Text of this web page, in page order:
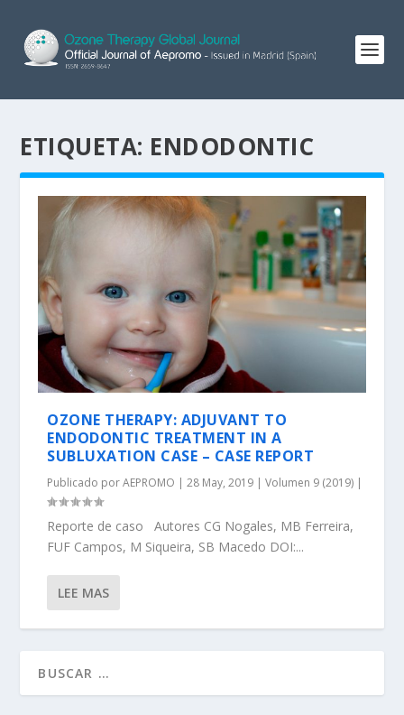
ETIQUETA: ENDODONTIC
OZONE THERAPY: ADJUVANT TO
ENDODONTIC TREATMENT IN A
SUBLUXATION CASE – CASE REPORT
Publicado porAEPROMO |28 May, 2019 |Volumen 9 (2019) |
Reporte de caso Autores CG Nogales, MB Ferreira,
FUF Campos, M Siqueira, SB Macedo DOI:...
LEE MAS